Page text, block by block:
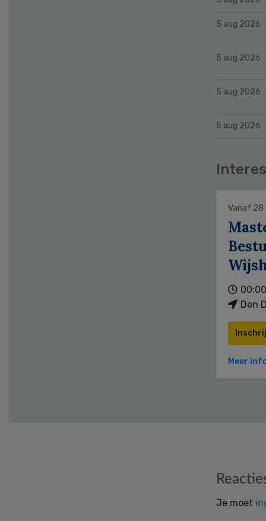
5 aug 2026
5 aug 2026
5 aug 2026
5 aug 2026
Vanaf
Den
Meer
Je moet